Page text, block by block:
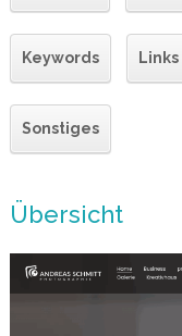
Keywords Links
Sonstiges
Übersicht